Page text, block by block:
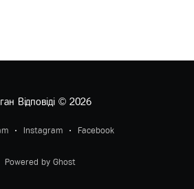
Відповіді© 2026
Instagram Facebook
Powered by Ghost